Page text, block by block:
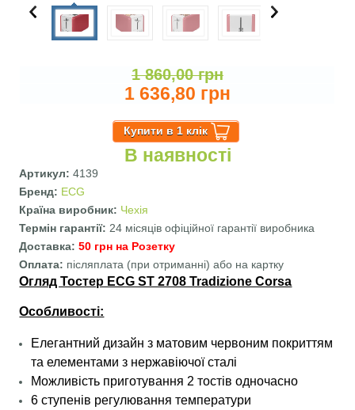
1 860,00 грн
1 636,80 грн
В наявності
Артикул:4139
Бренд: ECG
Країна виробник: Чехія
Термін гарантії:24 місяців офіційної гарантії виробника
Доставка:50 грн на Розетку
Оплата: післяплата (при отриманні) або на картку
Огляд Тостер ECG ST 2708 Tradizione Corsa
Особливості:
Елегантний дизайн з матовим червоним покриттям
та елементами з нержавіючої сталі
Можливість приготування 2 тостів одночасно
6 ступенів регулювання температури